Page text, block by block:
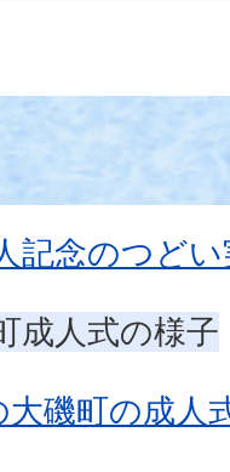
記念のつど
成人式の様子
磯町の成人